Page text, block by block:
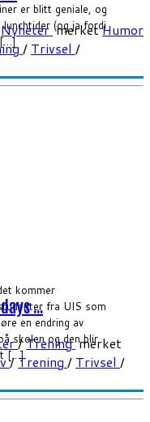
er blitt geniale, og
(og ja fordi
[…]
Nyheter merketHumor
/ Trivsel /
kommer
fra UIS som
en endring av
skolen og den blir
[…]
...
/Treningmerket
/Trening / Trivsel /